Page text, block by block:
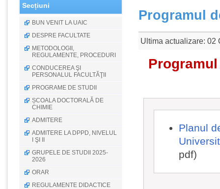
Secțiuni
BUN VENIT LA UAIC
DESPRE FACULTATE
METODOLOGII,
REGULAMENTE, PROCEDURI
CONDUCEREA ŞI
PERSONALUL FACULTĂŢII
PROGRAME DE STUDII
ȘCOALA DOCTORALĂ DE
CHIMIE
ADMITERE
ADMITERE LA DPPD, NIVELUL
I ŞI II
GRUPELE DE STUDII 2025-
2026
ORAR
REGULAMENTE DIDACTICE
Programul
Ultima actualizare: 02
Planul
pdf)